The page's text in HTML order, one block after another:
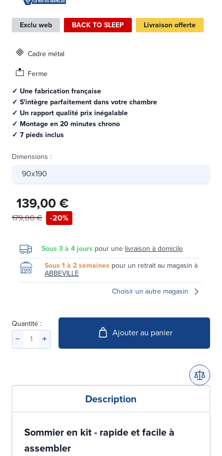
Exclu web BACK TO SLEEP Livraison offerte
Cadre métal
Ferme
✓ Une fabrication française
✓ S'intègre parfaitement dans votre chambre
✓ Un rapport qualité prix inégalable
✓ Montage en 20 minutes chrono
✓ 7 pieds inclus
Dimensions :
90x190
139,00 €
179,00 € -20%
Sous 3 à 4 jours pour une livraison à domicile
Sous 1 à 2 semaines pour un retrait au magasin à
ABBEVILLE
Choisir un autre magasin
Quantité :
Ajouter au panier
Description
Sommier en kit - rapide et facile à
assembler